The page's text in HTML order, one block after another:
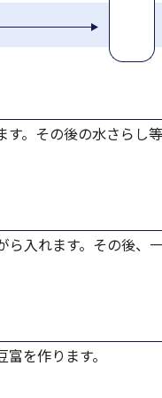
。その後の水さらし
入れます。その後、
を作ります。